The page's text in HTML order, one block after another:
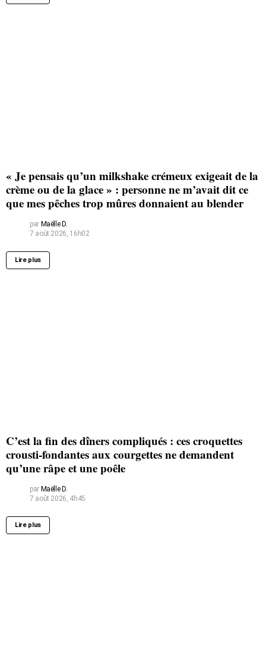
« Je pensais qu’un milkshake crémeux exigeait de la
crème ou de la glace » : personne ne m’avait dit ce
que mes pêches trop mûres donnaient au blender
par Maëlle D.
7 août 2026, 16h02
Lire plus
C’est la fin des dîners compliqués : ces croquettes
crousti-fondantes aux courgettes ne demandent
qu’une râpe et une poêle
par Maëlle D.
7 août 2026, 4h45
Lire plus